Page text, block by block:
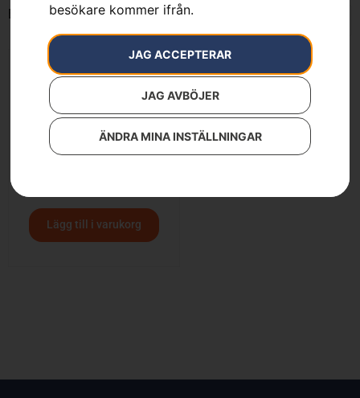
besökare kommer ifrån.
JAG ACCEPTERAR
JAG AVBÖJER
ÄNDRA MINA INSTÄLLNINGAR
Endast ett sökresultat
Lägg till i varukorg